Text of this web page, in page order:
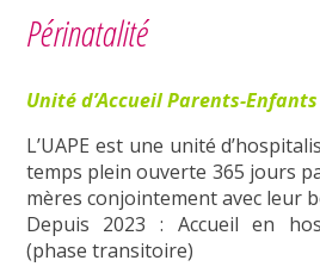
Périnatalité
Unité d’Accueil Parents-Enfants
L’UAPE est une unité
temps plein ouverte 365 jours
mères conjointement avec leur
Depuis 2023 : Accueil en
(phase transitoire)